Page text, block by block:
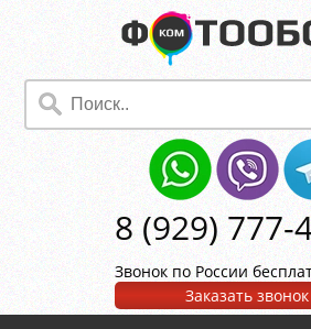
8 (929) 777-
Звонок по России
Заказать звонок